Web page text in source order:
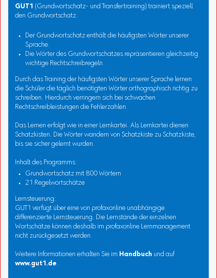
GUT1 (Grundwortschatz- und Transfertraining) trainiert speziell
den Grundwortschatz.
Der Grundwortschatz enthält die häufigsten Wörter unserer
Sprache.
Die Wörter des Grundwortschatzes repräsentieren gleichzeitig
wichtige Rechtschreibregeln.
Durch das Training der häufigsten Wörter unserer Sprache lernen
die Schüler die täglich benötigten Wörter orthographisch richtig zu
schreiben. Hierdurch verringern sich bei schwachen
Rechtschreibleistungen die Fehlerzahlen.
Das Lernen erfolgt wie in einer Lernkartei. Als Lernkartei dienen
Schatzkisten. Die Wörter wandern von Schatzkiste zu Schatzkiste,
bis sie sicher gelernt wurden.
Inhalt des Programms:
Grundwortschatz mit 800 Wörtern
21 Regelwortschätze
Lernsteuerung:
GUT1 verfügt über eine von profaxonline unabhängige
differenzierte Lernsteuerung. Die Lernstände der einzelnen
Wortschätze können deshalb im profaxonline Lernmanagement
nicht zurückgesetzt werden.
Weitere Informationen erhalten Sie im Handbuch und auf
www.gut1.de.